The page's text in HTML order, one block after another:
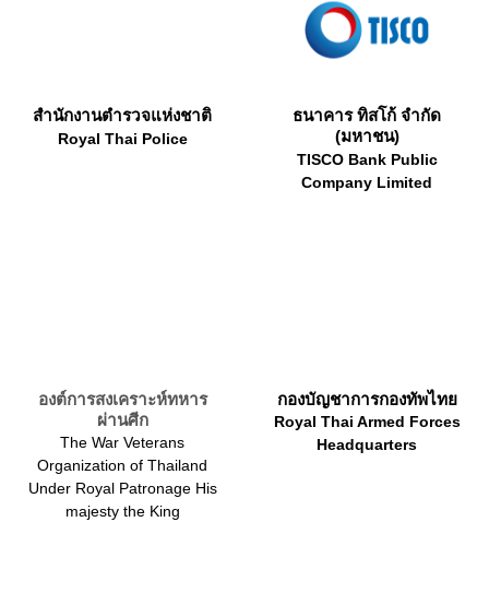
สำนักงานตำรวจแห่งชาติ
Royal Thai Police
ธนาคาร ทิสโก้ จำกัด
(มหาชน)
TISCO Bank Public
Company Limited
องต์การสงเคราะห์ทหาร
ผ่านศีก
The War Veterans
Organization of Thailand
Under Royal Patronage His
majesty the King
กองบัญชาการกองทัพไทย
Royal Thai Armed Forces
Headquarters